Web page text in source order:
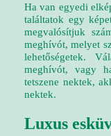
Ha van egyedi
találtatok egy
megvalósítjuk
meghívót, melyet
lehetőségetek.
meghívót, vagy
tetszene nektek,
nektek.
Luxus